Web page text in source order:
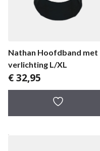
Nathan Hoofdband met
verlichting L/XL
€32,95